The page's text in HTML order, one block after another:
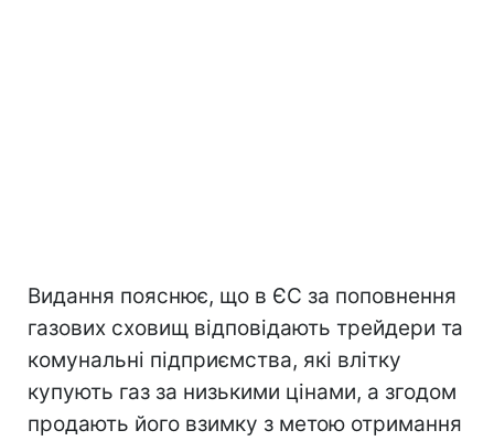
Видання пояснює, що в ЄС за поповнення
газових сховищ відповідають трейдери та
комунальні підприємства, які влітку
купують газ за низькими цінами, а згодом
продають його взимку з метою отримання